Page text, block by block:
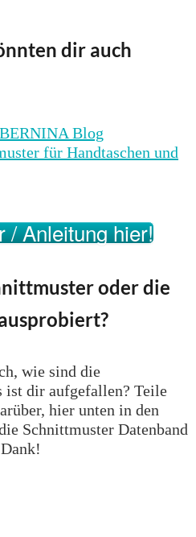
dir auch
Blog
für Handtaschen und
/ Anleitung hier!
oder die
wie sind die
ist dir aufgefallen? Teile
hier unten in den
Schnittmuster Datenband